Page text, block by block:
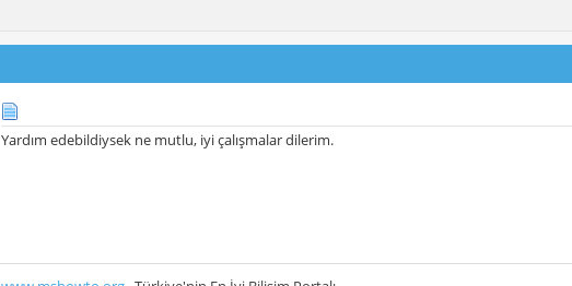
Yardım edebildiysek ne mutlu, iyi çalışmalar dilerim.